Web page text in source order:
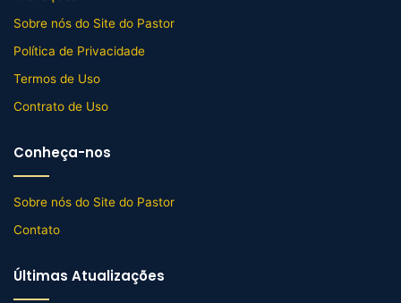
Sobre nós do Site do Pastor
Política de Privacidade
Termos de Uso
Contrato de Uso
Conheça-nos
Sobre nós do Site do Pastor
Contato
Últimas Atualizações